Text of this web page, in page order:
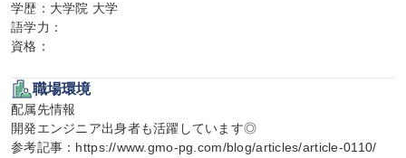
学歴：大学院 大学
語学力：
資格：
職場環境
配属先情報
開発エンジニア出身者も活躍しています◎
参考記事：https://www.gmo-pg.com/blog/articles/article-0110/